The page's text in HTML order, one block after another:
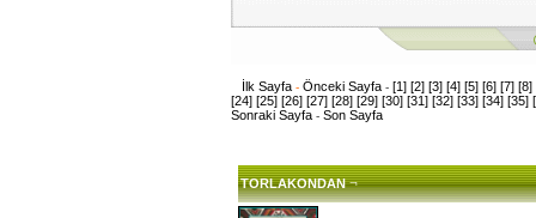
İlk Sayfa - Önceki Sayfa - [1] [2] [3] [4] [5] [6] [7] [8]
[24] [25] [26] [27] [28] [29] [30] [31] [32] [33] [34] [35]
Sonraki Sayfa - Son Sayfa
TORLAKONDAN ¬